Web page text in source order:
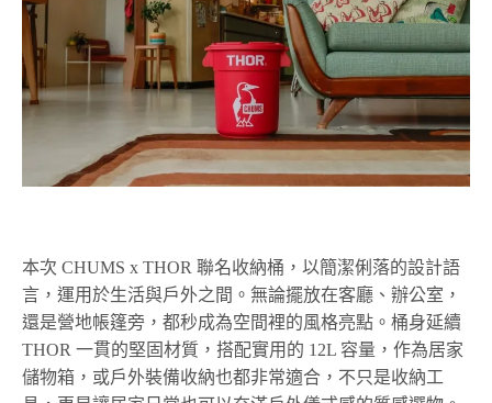
本次 CHUMS x THOR 聯名收納桶，以簡潔俐落的設計語
言，運用於生活與戶外之間。無論擺放在客廳、辦公室，
還是營地帳篷旁，都秒成為空間裡的風格亮點。桶身延續
THOR 一貫的堅固材質，搭配實用的 12L 容量，作為居家
儲物箱，或戶外裝備收納也都非常適合，不只是收納工